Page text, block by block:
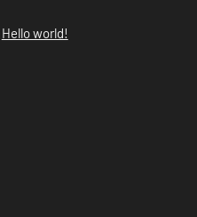
Hello world!